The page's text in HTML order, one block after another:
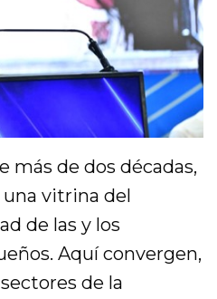
más de dos décadas,
vitrina del
de las y los
Aquí convergen,
de la